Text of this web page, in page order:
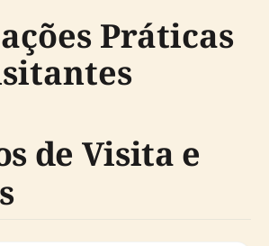
Práticas
de Visita e